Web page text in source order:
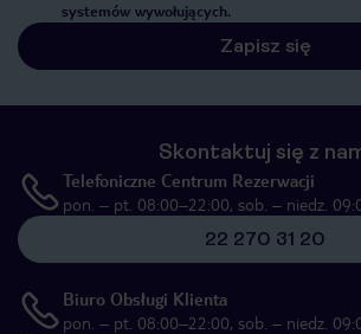
systemów wywołujących.
Zapisz się
Skontaktuj się z
Telefoniczne Centrum Rezerwacji
pon. – pt. 08:00–22:00, sob. – niedz.
22 270 31 20
Biuro Obsługi Klienta
pon. – pt. 08:00–22:00, sob. – niedz.